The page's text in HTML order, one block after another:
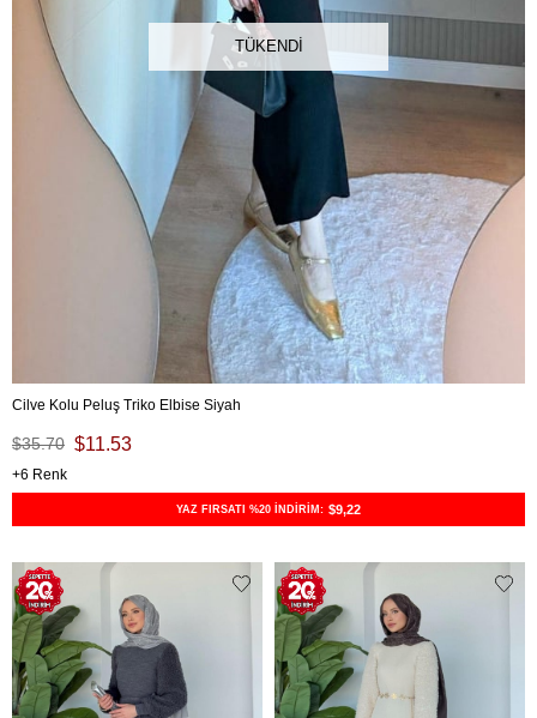
TÜKENDI
Cilve Kolu Peluş Triko Elbise Siyah
$11.53
$35.70
6
YAZ FIRSATI %20 İNDİRİM: $9,22